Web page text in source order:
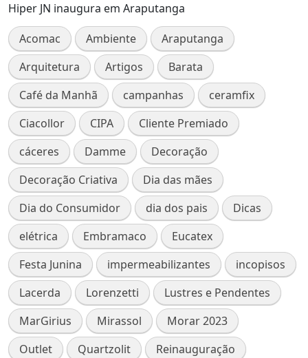
Hiper JN inaugura em Araputanga
Acomac
Ambiente
Araputanga
Arquitetura
Artigos
Barata
Café da Manhã
campanhas
ceramfix
Ciacollor
CIPA
Cliente Premiado
cáceres
Damme
Decoração
Decoração Criativa
Dia das mães
Dia do Consumidor
dia dos pais
Dicas
elétrica
Embramaco
Eucatex
Festa Junina
impermeabilizantes
incopisos
Lacerda
Lorenzetti
Lustres e Pendentes
MarGirius
Mirassol
Morar 2023
Outlet
Quartzolit
Reinauguração